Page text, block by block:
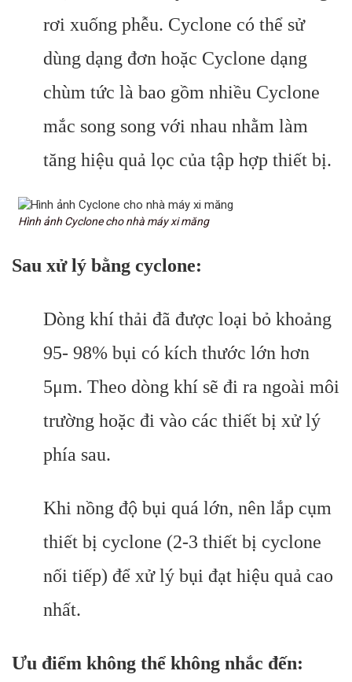
rơi xuống phễu. Cyclone có thể sử
dùng dạng đơn hoặc Cyclone dạng
chùm tức là bao gồm nhiều Cyclone
mắc song song với nhau nhằm làm
tăng hiệu quả lọc của tập hợp thiết bị.
Hình ảnh Cyclone cho nhà máy xi măng
Sau xử lý bằng cyclone:
Dòng khí thải đã được loại bỏ khoảng
95- 98% bụi có kích thước lớn hơn
5μm. Theo dòng khí sẽ đi ra ngoài môi
trường hoặc đi vào các thiết bị xử lý
phía sau.
Khi nồng độ bụi quá lớn, nên lắp cụm
thiết bị cyclone (2-3 thiết bị cyclone
nối tiếp) để xử lý bụi đạt hiệu quả cao
nhất.
Ưu điểm không thể không nhắc đến: